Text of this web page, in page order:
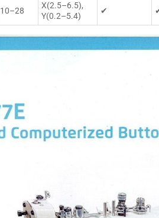
10–28
X(2.5–6.5),
Y(0.2–5.4)
✔